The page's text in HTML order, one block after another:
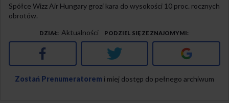
Spółce Wizz Air Hungary grozi kara do wysokości 10 proc. rocznych
obrotów.
DZIAŁ Aktualności PODZIEL SIĘ ZE ZNAJOMYMI
Facebook Twitter Google+
Zostań Prenumeratorem i miej dostęp do pełnego archiwum